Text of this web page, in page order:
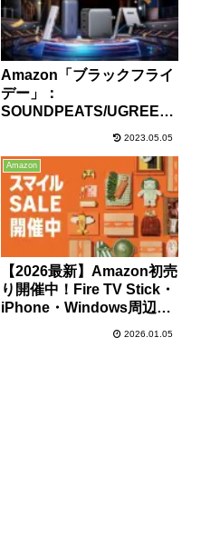
Amazon「ブラックフライ
デー」：
SOUNDPEATS/UGREEN/
2023.05.05
Amazon
【2026最新】Amazon初売
り開催中！Fire TV Stick・
iPhone・Windows周辺機
2026.01.05